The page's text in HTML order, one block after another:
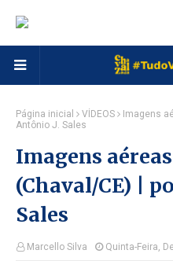
Página inicial VÍDEOS
Imagens
Antônio J. Sales
Imagens
(Chaval/CE) |
Sales
Marcello Silva Quinta-Feira,